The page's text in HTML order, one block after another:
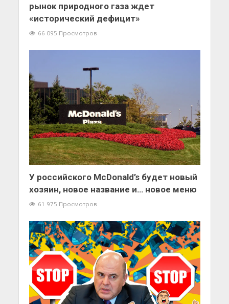
рынок природного газа ждет
«исторический дефицит»
66 095 Просмотров
У российского McDonald’s будет новый
хозяин, новое название и… новое меню
61 975 Просмотров